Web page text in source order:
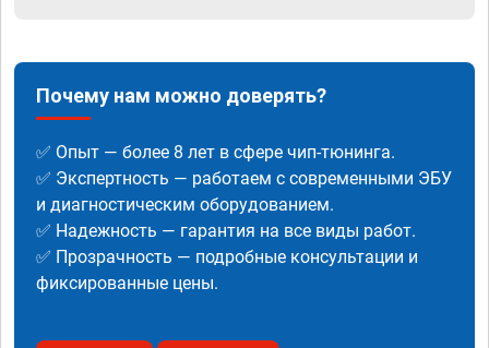
Почему нам можно доверять?
✅ Опыт — более 8 лет в сфере чип-тюнинга.
✅ Экспертность — работаем с современными ЭБУ
и диагностическим оборудованием.
✅ Надежность — гарантия на все виды работ.
✅ Прозрачность — подробные консультации и
фиксированные цены.